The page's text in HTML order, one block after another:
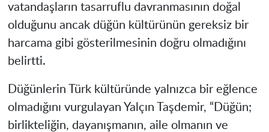
vatandaşların tasarruflu davranmasının doğal
olduğunu ancak düğün kültürünün gereksiz bir
harcama gibi gösterilmesinin doğru olmadığını
belirtti.
Düğünlerin Türk kültüründe yalnızca bir eğlence
olmadığını vurgulayan Yalçın Taşdemir, “Düğün;
birlikteliğin, dayanışmanın, aile olmanın ve